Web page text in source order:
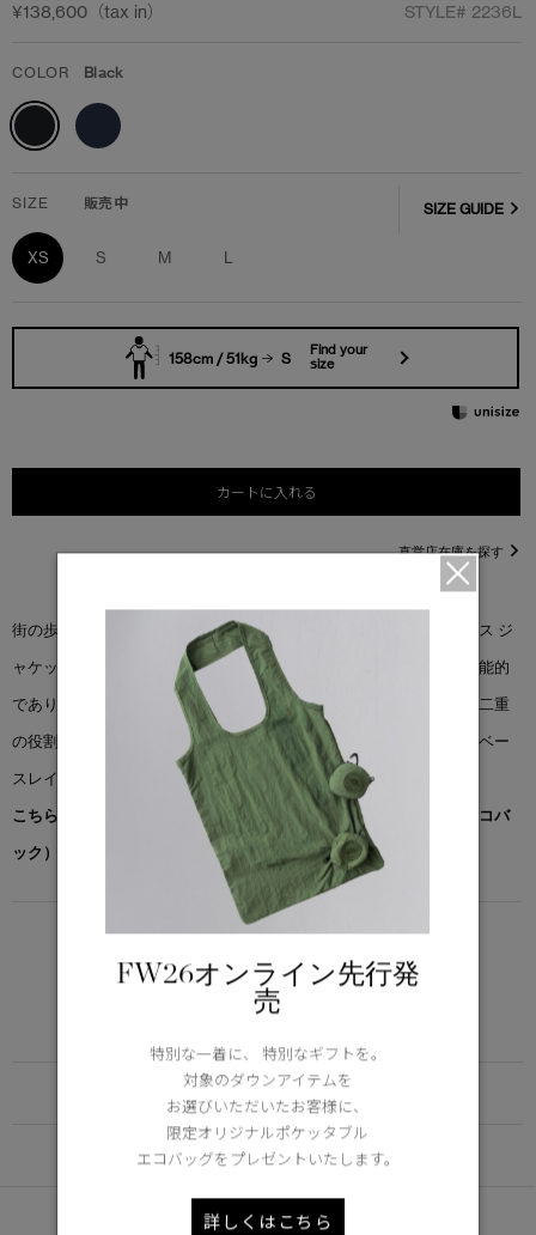
¥138,600（tax in） STYLE# 2236L
COLOR Black
SIZE 販売中
XS S M L
SIZE GUIDE
158cm / 51kg S
Find your
size
カートに入れる
直営店在庫を探す
街の歩道から山のトレイルまで、シームレスに移行する＜サイプレス ジ
ャケット＞は毎日の必需品。このエフォートレスなジャケットは機能的
でありながら洗練されたデザインで、保温性の高いレイヤーとして二重
の役割を果たします。季節の変り目のアウターとして、または冬のベー
スレイヤーとして着用できる軽量のジャケットです。
こちらの商品には先着でノベルティー（オリジナルポケッタブルエコバ
ック）をプレゼント。※なくなり次第終了となります。
LIGHTWEIGHT
5°C / -5°C
アクティブな活動に適した軽さ
FUNCTION
DETAIL
あなたへのおすすめ
FW26オンライン先行発
売
特別な一着に、 特別なギフトを。
対象のダウンアイテムを
お選びいただいたお客様に、
限定オリジナルポケッタブル
エコバッグをプレゼントいたします。
詳しくはこちら